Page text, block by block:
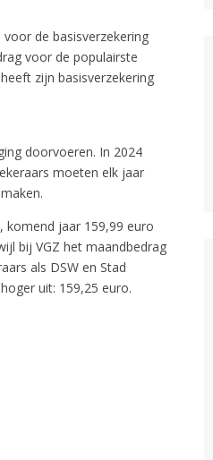
de basisverzekering
voor de populairste
zijn basisverzekering
doorvoeren. In 2024
moeten elk jaar
komend jaar 159,99 euro
bij VGZ het maandbedrag
als DSW en Stad
uit: 159,25 euro.